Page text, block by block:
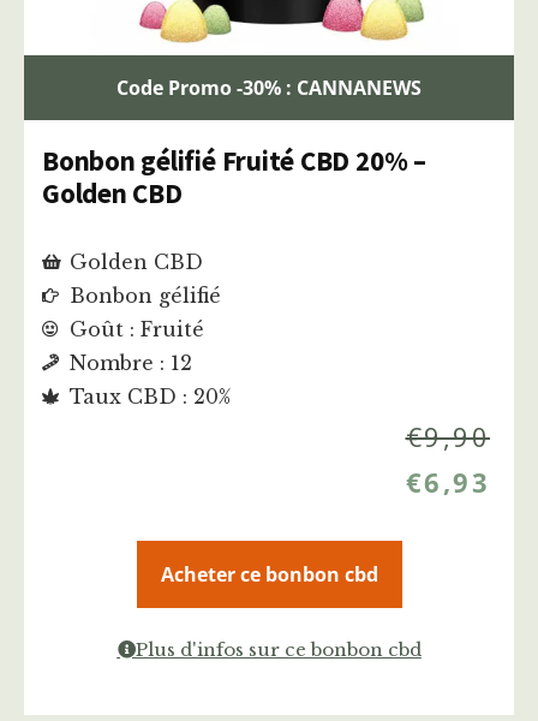
Code Promo -30% : CANNANEWS
Bonbon gélifié Fruité CBD 20% –
Golden CBD
Golden CBD
Bonbon gélifié
Goût : Fruité
Nombre : 12
Taux CBD : 20%
€9,90
€6,93
Acheter ce bonbon cbd
Plus d'infos sur ce bonbon cbd